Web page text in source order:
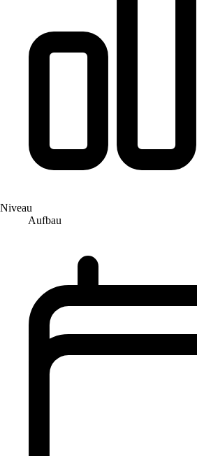
Niveau
Aufbau